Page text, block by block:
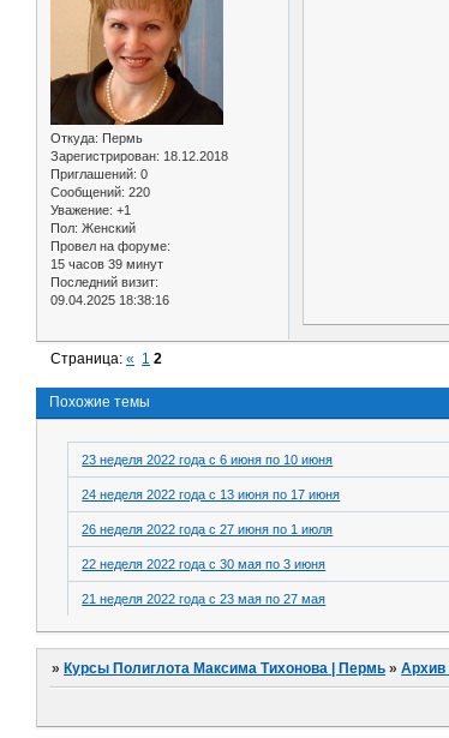
Откуда: Пермь
Зарегистрирован: 18.12.2018
Приглашений: 0
Сообщений: 220
Уважение: +1
Пол: Женский
Провел на форуме:
15 часов 39 минут
Последний визит:
09.04.2025 18:38:16
Страница:« 1 2
Похожие темы
23 неделя 2022 года с 6 июня по 10 июня
24 неделя 2022 года с 13 июня по 17 июня
26 неделя 2022 года с 27 июня по 1 июля
22 неделя 2022 года с 30 мая по 3 июня
21 неделя 2022 года с 23 мая по 27 мая
» Курсы Полиглота Максима Тихонова | Пермь »Архив